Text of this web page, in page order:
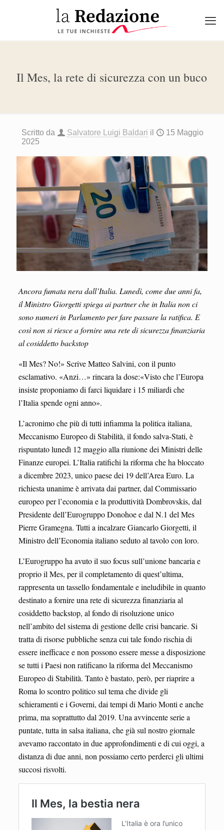
Il Mes, la rete di sicurezza con un buco
Scritto da Salvatore Luigi Baldari il
15 Maggio
2025
Ancora fumata nera dall’Italia. Lunedì, come due anni fa,
il Ministro Giorgetti spiega ai partner che in Italia non ci
sono numeri in Parlamento per fare passarela ratifica. E
così non si riesce a fornire una rete di sicurezza finanziaria
al cosiddetto backstop
«Il Mes? No!» Scrive Matteo Salvini, con il punto
esclamativo. «Anzi…» rincara la dose:«Visto che l’Europa
insiste proponiamo di farci liquidare i 15 miliardi che
l’Italia spende ogni anno».
L’acronimo che più di tutti infiamma la politica italiana,
Meccanismo Europeo di Stabilità, il fondo salva-Stati, è
rispuntato lunedì 12 maggio alla riunione dei Ministri delle
Finanze europei. L’Italia ratifichi la riforma che ha bloccato
a dicembre 2023, unico paese dei 19 dell’Area Euro. La
richiesta unanime è arrivata dai partner, dal Commissario
europeo per l’economia e la produttività Dombrovskis, dal
Presidente dell’Eurogruppo Donohoe e dal N.1 del Mes
Pierre Gramegna. Tutti a incalzare Giancarlo Giorgetti, il
Ministro dell’Economia italiano seduto al tavolo con loro.
L’Eurogruppo ha avuto il suo focus sull’unione bancaria e
proprio il Mes, per il completamento di quest’ultima,
rappresenta un tassello fondamentale e ineludibile in quanto
destinato a fornire una rete di sicurezza finanziaria al
cosiddetto backstop, al fondo di risoluzione unico
nell’ambito del sistema di gestione delle crisi bancarie. Si
tratta di risorse pubbliche senza cui tale fondo rischia di
essere inefficace e non possono essere messe a disposizione
se tutti i Paesi non ratificano la riforma del Meccanismo
Europeo di Stabilità. Tanto è bastato, però, per riaprire a
Roma lo scontro politico sul tema che divide gli
schieramenti e i Governi, dai tempi di Mario Monti e anche
prima, ma soprattutto dal 2019. Una avvincente serie a
puntate, tutta in salsa italiana, che già sul nostro giornale
avevamo raccontato in due approfondimenti e di cui oggi, a
distanza di due anni, non possiamo certo perderci gli ultimi
succosi risvolti.